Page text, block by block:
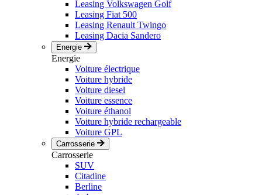
Leasing Volkswagen Golf
Leasing Fiat 500
Leasing Renault Twingo
Leasing Dacia Sandero
Energie
Energie
Voiture électrique
Voiture hybride
Voiture diesel
Voiture essence
Voiture éthanol
Voiture hybride rechargeable
Voiture GPL
Carrosserie
Carrosserie
SUV
Citadine
Berline